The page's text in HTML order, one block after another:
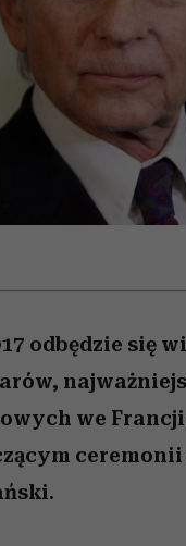
odbędzie się
we
ceremonii